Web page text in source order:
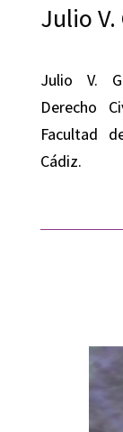
Julio V.
Julio V.
Derecho
Facultad
Cádiz.